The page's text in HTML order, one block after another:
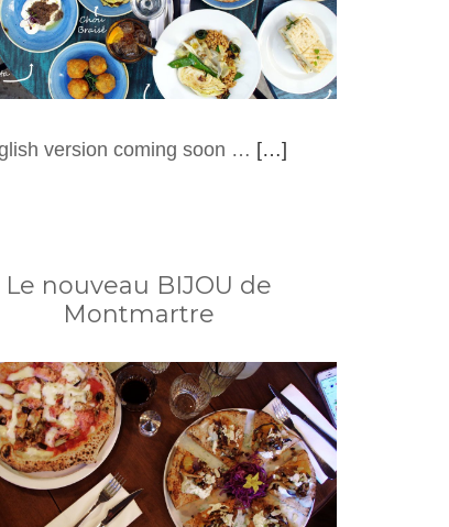
version coming soon … […]
Le nouveau BIJOU de
Montmartre